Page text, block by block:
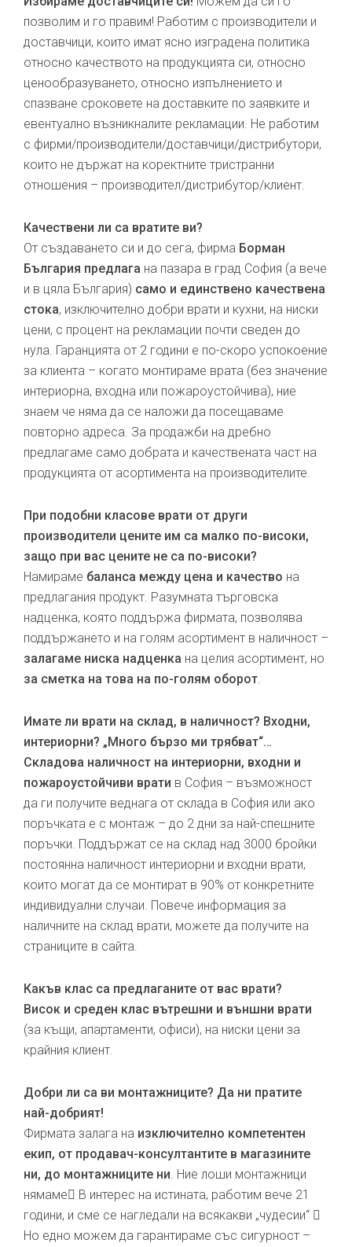
позволим и го правим! Работим с производители и
доставчици, които имат ясно изградена политика
относно качеството на продукцията си, относно
ценообразуването, относно изпълнението и
спазване сроковете на доставките по заявките и
евентуално възникналите рекламации. Не работим
с фирми/производители/доставчици/дистрибутори,
които не държат на коректните тристранни
отношения – производител/дистрибутор/клиент.
Качествени ли са вратите ви?
От създаването си и до сега, фирма Борман
България предлага на пазара в град София (а вече
и в цяла България) само и единствено качествена
стока, изключително добри врати и кухни, на ниски
цени, с процент на рекламации почти сведен до
нула. Гаранцията от 2 години е по-скоро успокоение
за клиента – когато монтираме врата (без значение
интериорна, входна или пожароустойчива), ние
знаем че няма да се наложи да посещаваме
повторно адреса. За продажби на дребно
предлагаме само добрата и качествената част на
продукцията от асортимента на производителите.
При подобни класове врати от други
производители цените им са малко по-високи,
защо при вас цените не са по-високи?
Намираме баланса между цена и качество на
предлагания продукт. Разумната търговска
надценка, която поддържа фирмата, позволява
поддържането и на голям асортимент в наличност –
залагаме ниска надценка на целия асортимент, но
за сметка на това на по-голям оборот
Имате ли врати на склад, в наличност? Входни,
интериорни? „Много бързо ми трябват“…
Складова наличност на интериорни, входни и
пожароустойчиви врати в София – възможност
да ги получите веднага от склада в София или ако
поръчката е с монтаж – до 2 дни за най-спешните
поръчки. Поддържат се на склад над 3000 бройки
постоянна наличност интериорни и входни врати,
които могат да се монтират в 90% от конкретните
индивидуални случаи. Повече информация за
наличните на склад врати, можете да получите на
страниците в сайта.
Какъв клас са предлаганите от вас врати?
Висок и среден клас вътрешни и външни врати
(за къщи, апартаменти, офиси), на ниски цени за
крайния клиент.
Добри ли са ви монтажниците? Да ни пратите
най-добрият!
Фирмата залага на изключително компетентен
екип, от продавач-консултантите в магазините
ни, до монтажниците ни . Ние лоши монтажници
нямаме В интерес на истината, работим вече 21
години, и сме се нагледали на всякакви „чудесии“ 
Но едно можем да гарантираме със сигурност –